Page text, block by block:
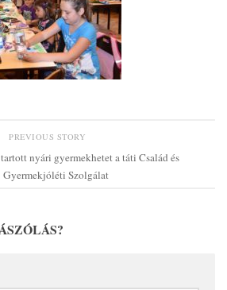
PREVIOUS STORY
nyári gyermekhetet a táti Család és
Gyermekjóléti Szolgálat